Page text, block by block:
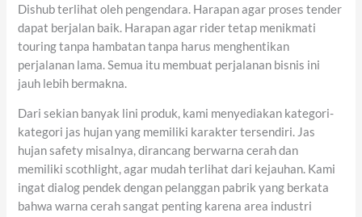
Dishub terlihat oleh pengendara. Harapan agar proses tender
dapat berjalan baik. Harapan agar rider tetap menikmati
touring tanpa hambatan tanpa harus menghentikan
perjalanan lama. Semua itu membuat perjalanan bisnis ini
jauh lebih bermakna.
Dari sekian banyak lini produk, kami menyediakan kategori-
kategori jas hujan yang memiliki karakter tersendiri. Jas
hujan safety misalnya, dirancang berwarna cerah dan
memiliki scothlight, agar mudah terlihat dari kejauhan. Kami
ingat dialog pendek dengan pelanggan pabrik yang berkata
bahwa warna cerah sangat penting karena area industri